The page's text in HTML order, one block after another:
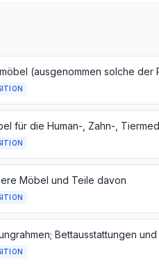
Möbel und Teile davon